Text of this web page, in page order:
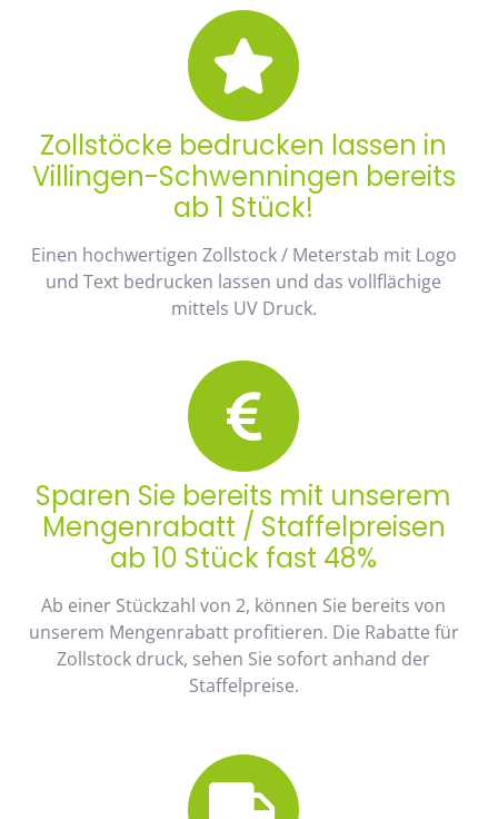
Zollstöcke bedrucken lassen in
Villingen-Schwenningen bereits
ab 1 Stück!
Einen hochwertigen Zollstock / Meterstab mit Logo
und Text bedrucken lassen und das vollflächige
mittels UV Druck.
Sparen Sie bereits mit unserem
Mengenrabatt / Staffelpreisen
ab 10 Stück fast 48%
Ab einer Stückzahl von 2, können Sie bereits von
unserem Mengenrabatt profitieren. Die Rabatte für
Zollstock druck, sehen Sie sofort anhand der
Staffelpreise.